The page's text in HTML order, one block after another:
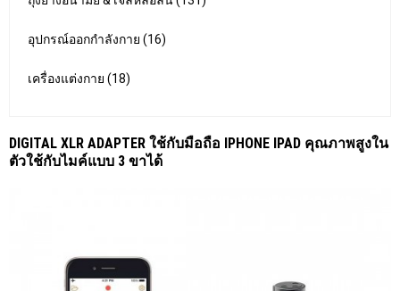
อุปกรณ์ออกกำลังกาย (16)
เครื่องแต่งกาย (18)
DIGITAL XLR ADAPTER ใช้กับมือถือ IPHONE IPAD คุณภาพสูงใน
ตัวใช้กับไมค์แบบ 3 ขาได้